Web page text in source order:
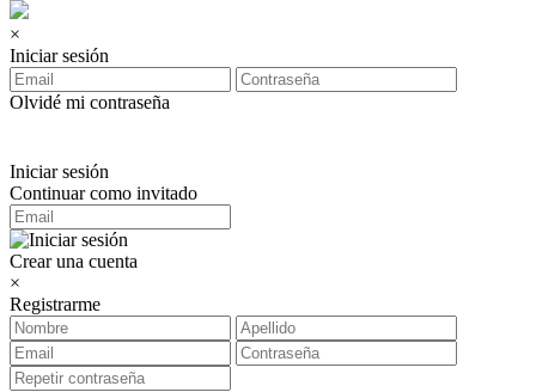
×
Iniciar sesión
Olvidé mi contraseña
Iniciar sesión
Continuar como invitado
Crear una cuenta
×
Registrarme